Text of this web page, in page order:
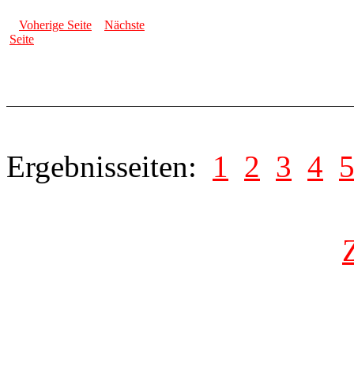
Voherige Seite
Nächste
Seite
Ergebnisseiten: 1 2 3 4 5